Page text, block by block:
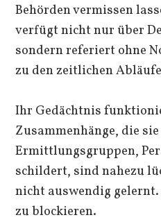
Behörden vermissen
verfügt nicht nur über
sondern referiert ohne
zu den zeitlichen
Ihr Gedächtnis
Zusammenhänge, die
Ermittlungsgruppen,
schildert, sind nahezu
nicht auswendig
zu blockieren.